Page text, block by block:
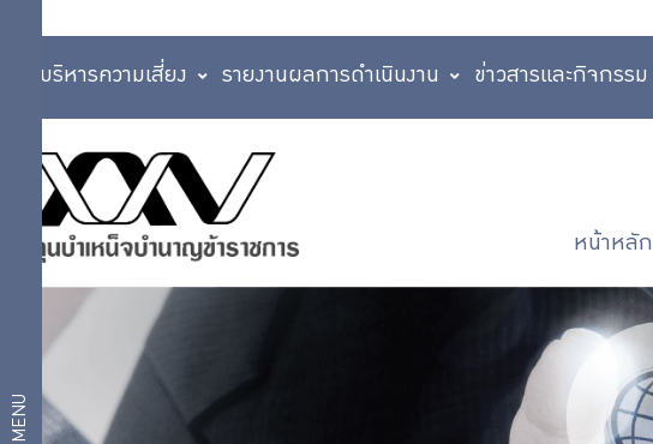
การบริหารความเสี่ยง รายงานผลการดำเนินงาน ข่าวสารและกิจกรรม
หน้าหลัก
MENU
เรา
พบ
บ่อย